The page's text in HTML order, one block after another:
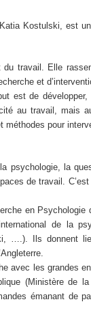
Kostulski, est
du travail. Elle
et
est de développer,
au travail, mais
méthodes pour
psychologie, la
de travail. C’est
en Psychologie
de la
….). Ils donnent
avec les grandes
(Ministère de la
émanant de